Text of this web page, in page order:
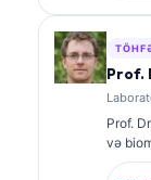
Prof.
Prof.
və